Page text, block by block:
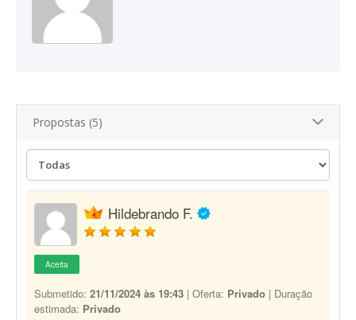
Propostas (5)
Hildebrando F.
Aceita
Submetido: 21/11/2024 às 19:43 | Oferta: Privado | Duração
estimada: Privado